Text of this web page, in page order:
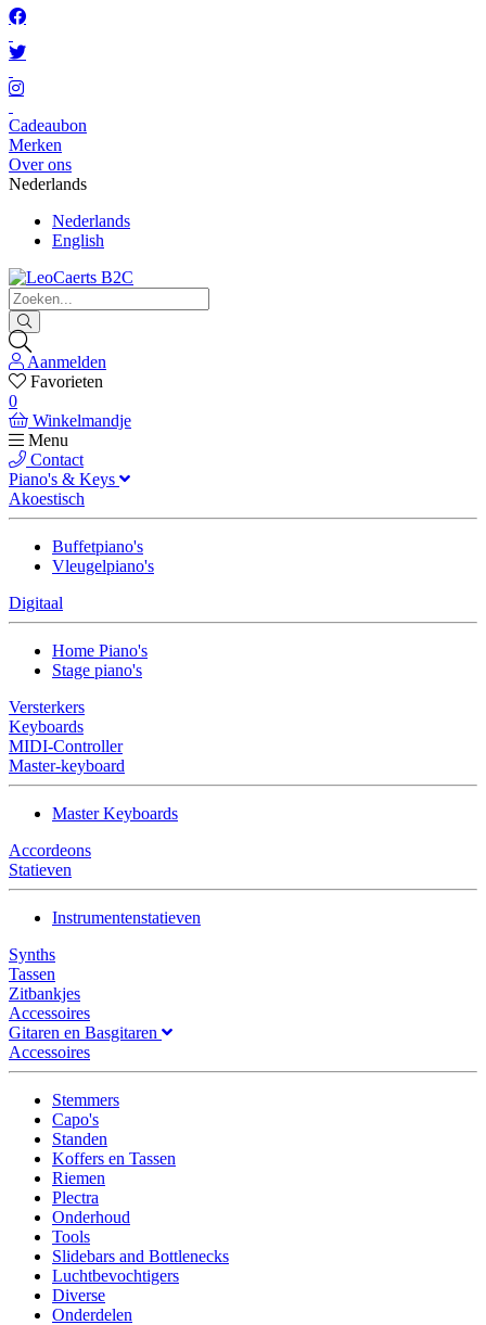
Cadeaubon
Merken
Over ons
Nederlands
Nederlands
English
Aanmelden
Favorieten
0
Winkelmandje
Menu
Contact
Piano's & Keys
Akoestisch
Buffetpiano's
Vleugelpiano's
Digitaal
Home Piano's
Stage piano's
Versterkers
Keyboards
MIDI-Controller
Master-keyboard
Master Keyboards
Accordeons
Statieven
Instrumentenstatieven
Synths
Tassen
Zitbankjes
Accessoires
Gitaren en Basgitaren
Accessoires
Stemmers
Capo's
Standen
Koffers en Tassen
Riemen
Plectra
Onderhoud
Tools
Slidebars and Bottlenecks
Luchtbevochtigers
Diverse
Onderdelen